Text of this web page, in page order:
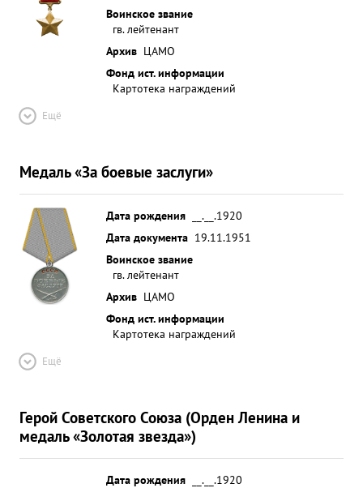
Воинское звание
гв. лейтенант
Архив ЦАМО
Фонд ист. информации
Картотека награждений
Ещё
Медаль «За боевые заслуги»
Дата рождения
__.__.1920
Дата документа 19.11.1951
Воинское звание
гв. лейтенант
Архив ЦАМО
Фонд ист. информации
Картотека награждений
Ещё
Герой Советского Союза (Орден Ленина и
медаль «Золотая звезда»)
Дата рождения
__.__.1920